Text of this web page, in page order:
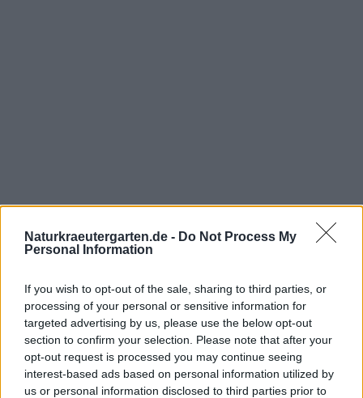
Naturkraeutergarten.de - Do Not Process My
Personal Information
If you wish to opt-out of the sale, sharing to third parties, or
processing of your personal or sensitive information for
targeted advertising by us, please use the below opt-out
section to confirm your selection. Please note that after your
opt-out request is processed you may continue seeing
interest-based ads based on personal information utilized by
us or personal information disclosed to third parties prior to